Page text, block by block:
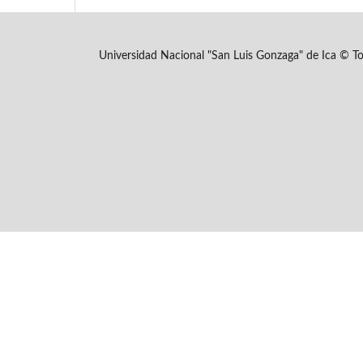
Universidad Nacional "San Luis Gonzaga" de Ica ©